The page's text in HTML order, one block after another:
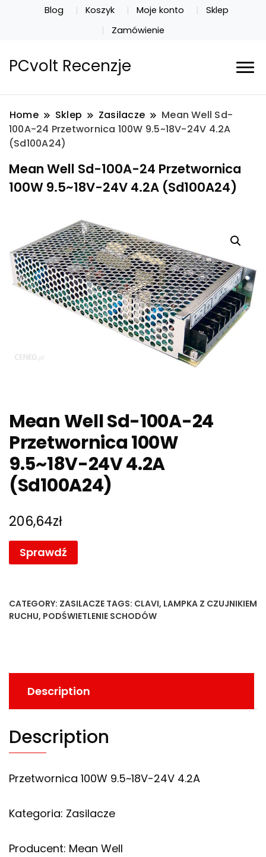
Blog Koszyk Moje konto
Sklep
Zamówienie
PCvolt Recenzje
Home Sklep Zasilacze
Mean Well Sd-
100A-24 Przetwornica 100W 9.5~18V-24V 4.2A
(Sd100A24)
Mean Well Sd-100A-24 Przetwornica
100W 9.5~18V-24V 4.2A (Sd100A24)
Mean Well Sd-100A-24
Przetwornica 100W
9.5~18V-24V 4.2A
(Sd100A24)
206,64zł
Sprawdź
CATEGORY: ZASILACZE TAGS: CLAVI, LAMPKA Z CZUJNIKIEM
RUCHU, PODŚWIETLENIE SCHODÓW
Description
Description
Przetwornica 100W 9.5~18V-24V 4.2A
Kategoria: Zasilacze
Producent: Mean Well